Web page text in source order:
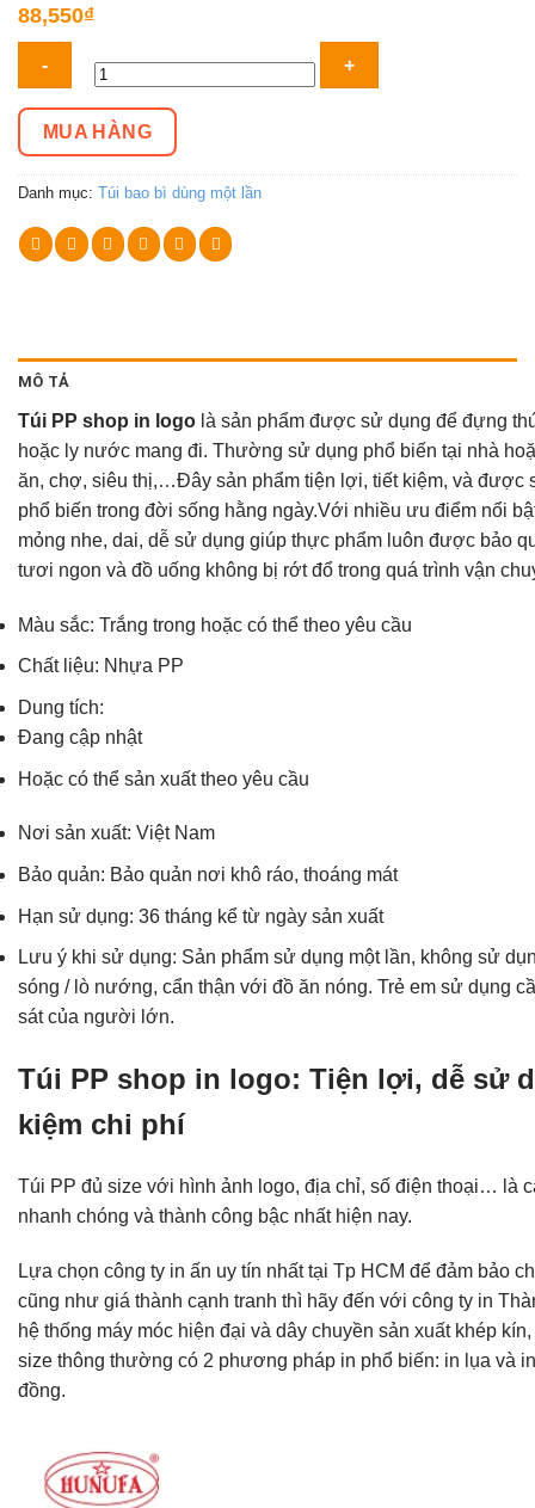
88,550₫
PP
shop
in
logo
số
lượng
MUA HÀNG
Danh mục: Túi bao bì dùng một lần
MÔ TẢ
Túi PP shop in logo là sản phẩm được sử dụng để đựng
hoặc ly nước mang đi. Thường sử dụng phổ biến tại nhà
ăn, chợ, siêu thị,…Đây sản phẩm tiện lợi, tiết kiệm, và được
phổ biến trong đời sống hằng ngày.Với nhiều ưu điểm nổi
mỏng nhe, dai, dễ sử dụng giúp thực phẩm luôn được bảo
tươi ngon và đồ uống không bị rớt đổ trong quá trình vận
Màu sắc: Trắng trong hoặc có thể theo yêu cầu
Chất liệu: Nhựa PP
Dung tích:
Đang cập nhật
Hoặc có thể sản xuất theo yêu cầu
Nơi sản xuất: Việt Nam
Bảo quản: Bảo quản nơi khô ráo, thoáng mát
Hạn sử dụng: 36 tháng kể từ ngày sản xuất
Lưu ý khi sử dụng: Sản phẩm sử dụng một lần, không sử
sóng / lò nướng, cẩn thận với đồ ăn nóng. Trẻ em sử dụng
sát của người lớn.
Túi PP shop in logo: Tiện lợi, dễ sử
kiệm chi phí
Túi PP đủ size với hình ảnh logo, địa chỉ, số điện thoại… là
nhanh chóng và thành công bậc nhất hiện nay.
Lựa chọn công ty in ấn uy tín nhất tại Tp HCM để đảm bảo
cũng như giá thành cạnh tranh thì hãy đến với công ty in
hệ thống máy móc hiện đại và dây chuyền sản xuất khép
size thông thường có 2 phương pháp in phổ biến: in lụa và
đồng.